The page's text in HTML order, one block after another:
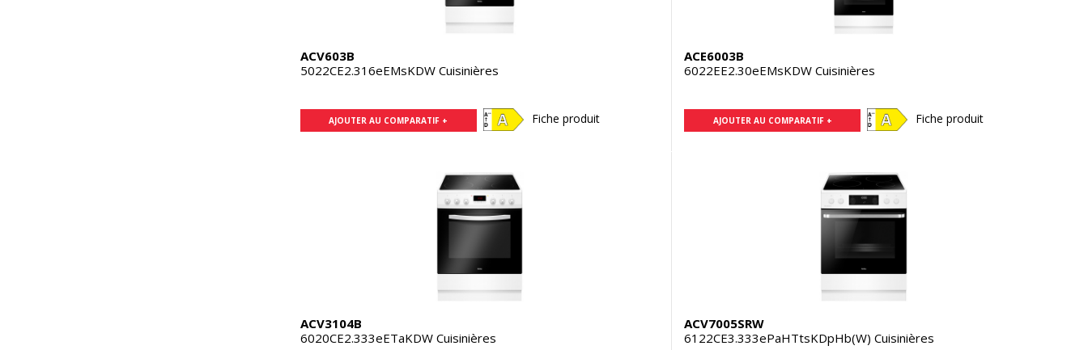
ACV603B
5022CE2.316eEMsKDW Cuisinières
AJOUTER AU COMPARATIF + Fiche produit
ACE6003B
6022EE2.30eEMsKDW Cuisinières
AJOUTER AU COMPARATIF + Fiche produit
ACV3104B
6020CE2.333eETaKDW Cuisinières
ACV7005SRW
6122CE3.333ePaHTtsKDpHb(W) Cuisinières